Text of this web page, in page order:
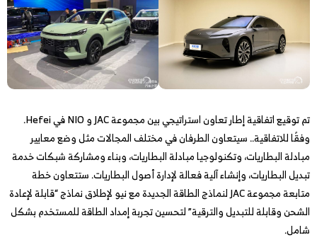
تم توقيع اتفاقية إطار تعاون استراتيجي بين مجموعة JAC و NIO في Hefei.
وفقًا للاتفاقية.. سيتعاون الطرفان في مختلف المجالات مثل وضع معايير
مبادلة البطاريات، وتكنولوجيا مبادلة البطاريات، وبناء ومشاركة شبكات خدمة
تبديل البطاريات، وإنشاء آلية فعالة لإدارة أصول البطاريات. ستتعاون خطة
متابعة مجموعة JAC لنماذج الطاقة الجديدة مع نيو لإطلاق نماذج “قابلة لإعادة
الشحن وقابلة للتبديل والترقية” لتحسين تجربة إمداد الطاقة للمستخدم بشكل
شامل.